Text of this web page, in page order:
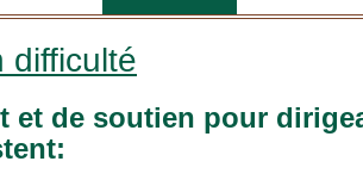
difficulté
et de soutien pour